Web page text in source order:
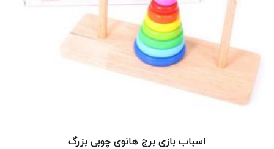
اسباب بازی برج هانوی چوبی بزرگ